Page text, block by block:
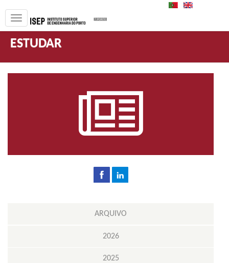
PT
ESTUDAR
ARQUIVO
2026
2025